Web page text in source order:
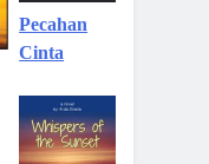
Pecahan
Cinta